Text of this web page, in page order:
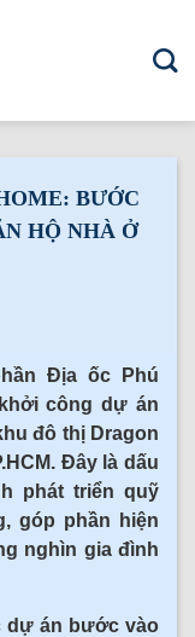
BƯỚC
HỘ NHÀ Ở
Địa ốc Phú
công dự án
đô thị Dragon
Đây là dấu
phát triển quỹ
góp phần hiện
nghìn gia đình
dự án bước vào